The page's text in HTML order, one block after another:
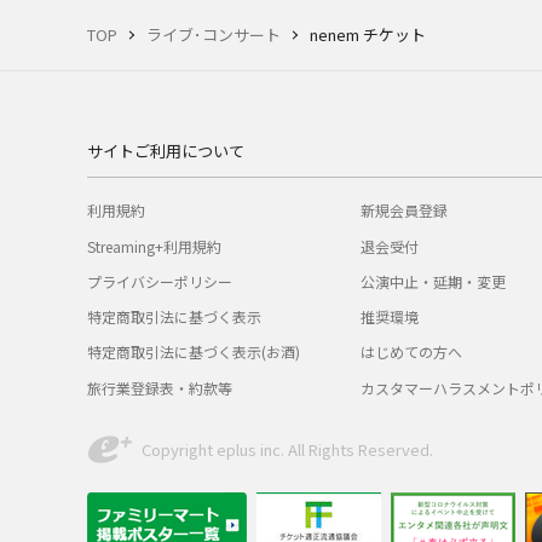
TOP ライブ･コンサート nenem チケット
サイトご利用について
利用規約
Streaming+利用規約
プライバシーポリシー
特定商取引法に基づく表示
特定商取引法に基づく表示(お酒)
旅行業登録表・約款等
新規会員登録
退会受付
公演中止・延期・変更
推奨環境
はじめての方へ
カスタマーハラスメントポ
Copyright eplus inc. All Rights Reserved.